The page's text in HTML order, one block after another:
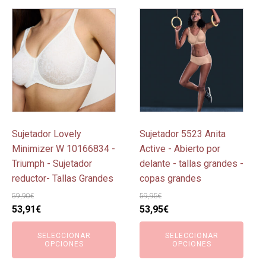
Sujetador Lovely
Minimizer W 10166834 -
Triumph - Sujetador
reductor- Tallas Grandes
59,90€
El
precio
original
53,91€El
precio
actual
SELECCIONAR
OPCIONES
Este
producto
tiene
múltiples
variantes.
Las
opciones
pueden
elegir
en
la
página
de
producto
Sujetador 5523 Anita
Active - Abierto por
delante - tallas grandes -
copas grandes
59,95€
El
precio
original
53,95€El
precio
actual
SELECCIONAR
OPCIONES
producto
opciones
pueden
elegir
en
la
página
de
producto